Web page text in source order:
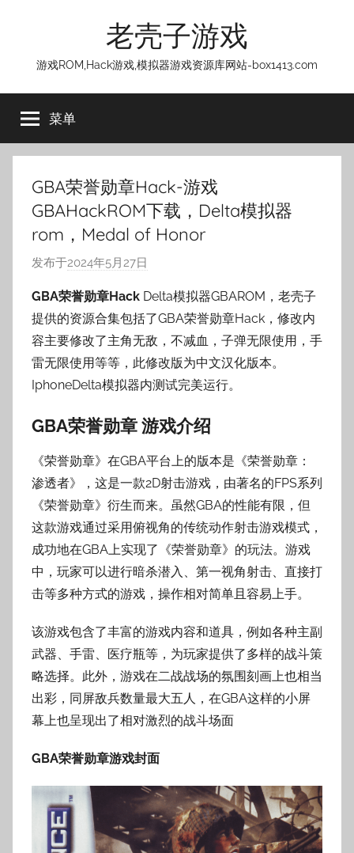
老壳子游戏
游戏ROM,Hack游戏,模拟器游戏资源库网站-box1413.com
菜单
GBA荣誉勋章Hack-游戏
GBAHackROM下载，Delta模拟器
rom，Medal of Honor
发布于2024年5月27日
:
老
壳
子
GBA荣誉勋章Hack Delta模拟器GBAROM，老壳子
提供的资源合集包括了GBA荣誉勋章Hack，修改内
容主要修改了主角无敌，不减血，子弹无限使用，手
雷无限使用等等，此修改版为中文汉化版本。
IphoneDelta模拟器内测试完美运行。
GBA荣誉勋章 游戏介绍
《荣誉勋章》在GBA平台上的版本是《荣誉勋章：
渗透者》，这是一款2D射击游戏，由著名的FPS系列
《荣誉勋章》衍生而来。虽然GBA的性能有限，但
这款游戏通过采用俯视角的传统动作射击游戏模式，
成功地在GBA上实现了《荣誉勋章》的玩法。游戏
中，玩家可以进行暗杀潜入、第一视角射击、直接打
击等多种方式的游戏，操作相对简单且容易上手。
该游戏包含了丰富的游戏内容和道具，例如各种主副
武器、手雷、医疗瓶等，为玩家提供了多样的战斗策
略选择。此外，游戏在二战战场的氛围刻画上也相当
出彩，同屏敌兵数量最大五人，在GBA这样的小屏
幕上也呈现出了相对激烈的战斗场面
GBA荣誉勋章游戏封面